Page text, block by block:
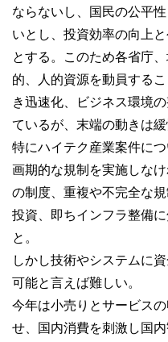
ならないし、国民の公平
いとし、投資効率の向上
とする。このため各省庁
的、人的資源を動員する
き迅速化、ビジネス環境
ているが、末端の動きは緩
特にハイテク産業案件に
画期的な規制を実施しな
の制度、重複や不完全な
投資、即ちインフラ整備
と。
しかし技術やシステムに
可能と言えば難しい。
今年は小売りとサービス
せ、国内消費を刺激し国